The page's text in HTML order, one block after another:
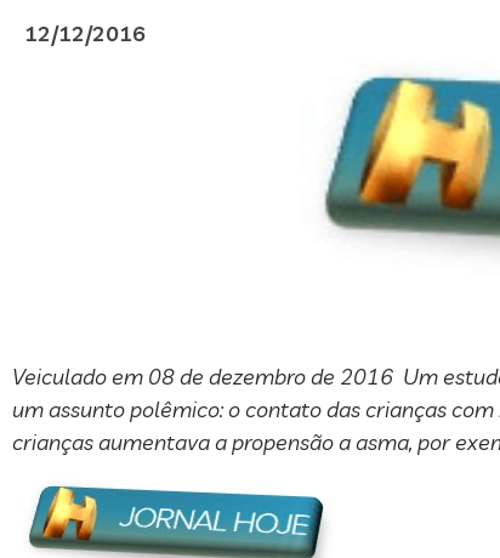
12/12/2016
Veiculado em 08 de dezembro de 2016 Um
um assunto polêmico: o contato das crianças
crianças aumentava a propensão a asma, por